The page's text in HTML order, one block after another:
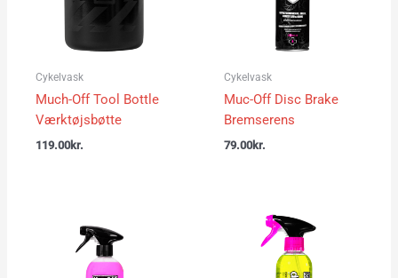
Cykelvask
Much-Off Tool Bottle
Værktøjsbøtte
119.00kr.
Cykelvask
Muc-Off Disc Brake
Bremserens
79.00kr.